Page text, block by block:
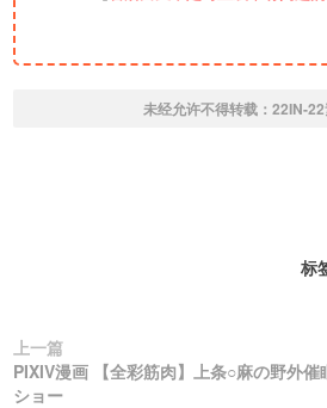
未经允许不得转载： 22IN-
标
上一篇
PIXIV漫画 【全彩筋肉】上条○麻の野外催
ショー